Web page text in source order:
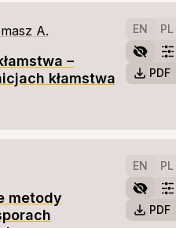
EN PL
PDF
A.
–
kłamstwa
EN PL
PDF
metody